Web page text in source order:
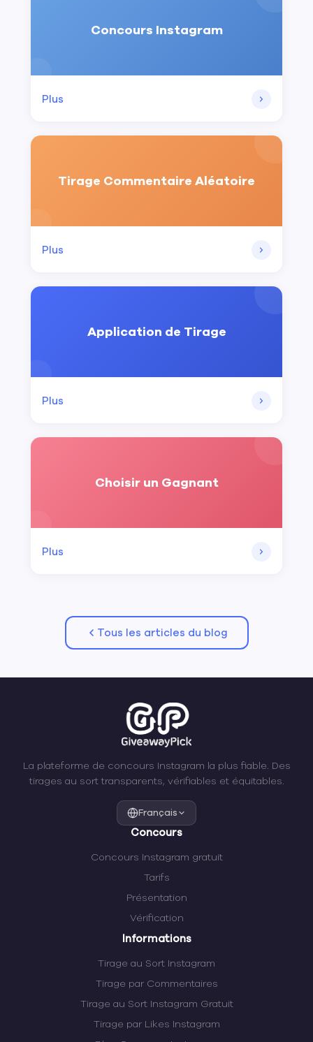
Concours Instagram
Plus
Tirage Commentaire Aléatoire
Plus
Application de Tirage
Plus
Choisir un Gagnant
Plus
Tous les articles du blog
La plateforme de concours Instagram la plus fiable. Des
tirages au sort transparents, vérifiables et équitables.
Français
Concours
Concours Instagram gratuit
Tarifs
Présentation
Vérification
Informations
Tirage au Sort Instagram
Tirage par Commentaires
Tirage au Sort Instagram Gratuit
Tirage par Likes Instagram